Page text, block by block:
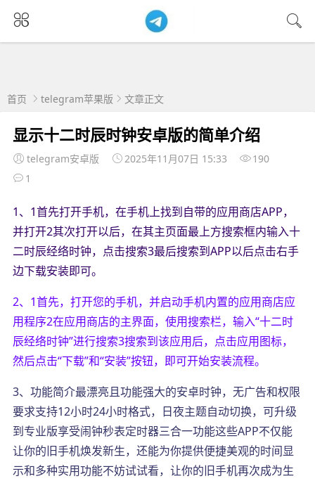
首页 telegram苹果版 文章正文
显示十二时辰时钟安卓版的简单介绍
telegram安卓版 2025年11月07日 15:33
190
1
1、1首先打开手机，在手机上找到自带的应用商店APP，
并打开2其次打开以后，在其主页面最上方搜索框内输入十
二时辰经络时钟，点击搜索3最后搜索到APP以后点击右手
边下载安装即可。
2、1首先，打开您的手机，并启动手机内置的应用商店应
用程序2在应用商店的主界面，使用搜索栏，输入“十二时
辰经络时钟”进行搜索3搜索到该应用后，点击应用图标，
然后点击“下载”和“安装”按钮，即可开始安装流程。
3、功能简介最漂亮且功能强大的安卓时钟，无广告和权限
要求支持12小时24小时格式，日夜主题自动切换，可升级
到专业版享受闹钟秒表定时器三合一功能这些APP不仅能
让你的旧手机焕发新生，还能为你提供便捷美观的时间显
示和多种实用功能不妨试试看，让你的旧手机再次成为生